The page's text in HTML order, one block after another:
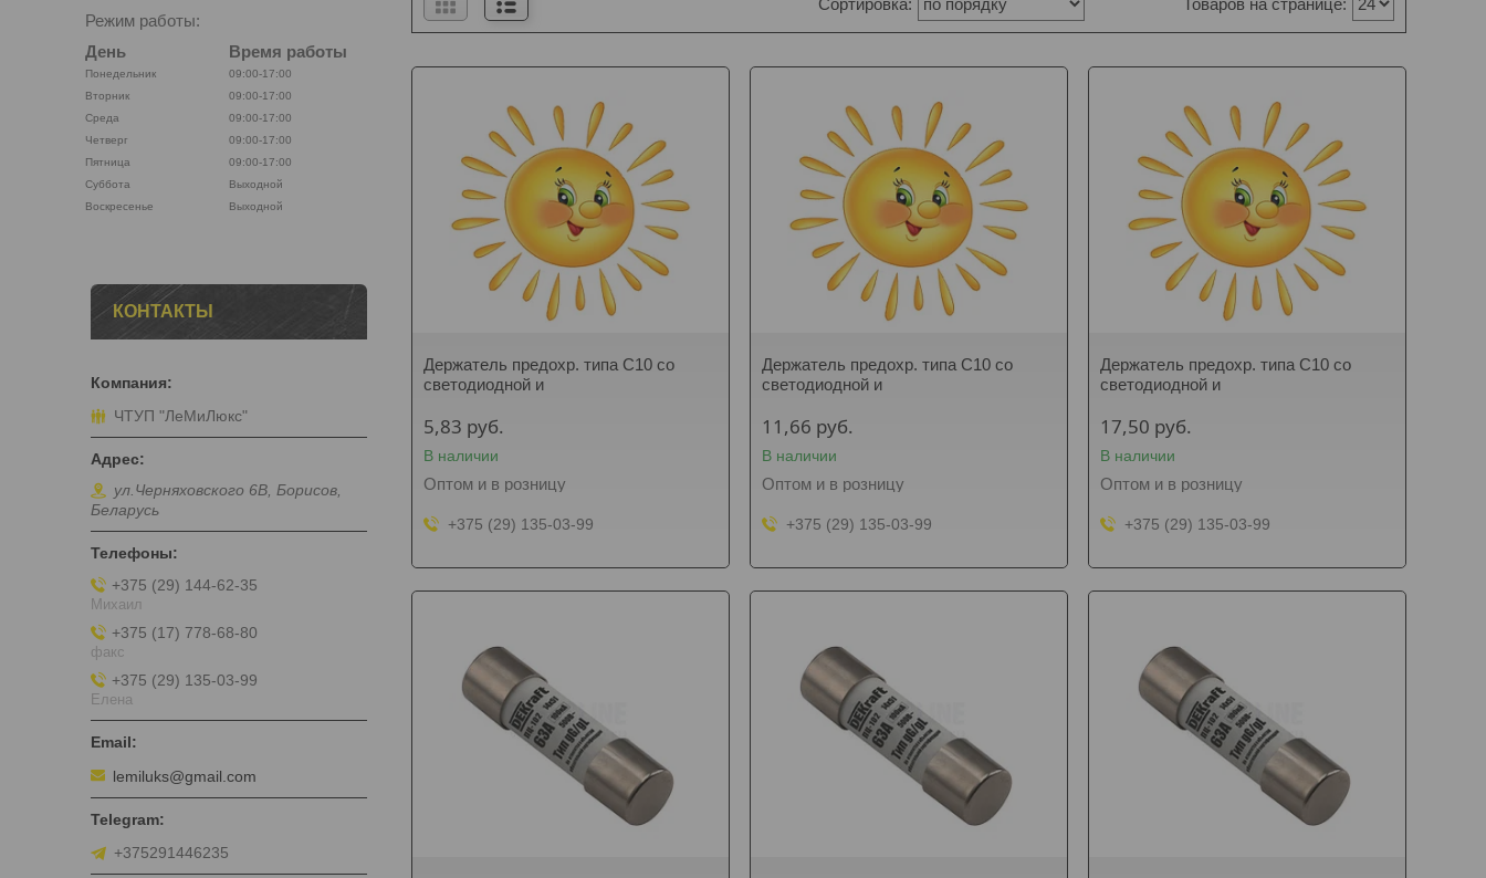
Держатель предохр. типа C10 со
светодиодной и
5,83 руб.
В наличии
Оптом и в розницу
+375 (29) 135-03-99
Держатель предохр. типа C10 со
светодиодной и
11,66 руб.
В наличии
Оптом и в розницу
+375 (29) 135-03-99
Держатель предохр. типа C10 со
светодиодной и
17,50 руб.
В наличии
Оптом и в розницу
+375 (29) 135-03-99
Режим работы:
День
Время работы
Понедельник
09:00-17:00
Вторник
09:00-17:00
Среда
09:00-17:00
Четверг
09:00-17:00
Пятница
09:00-17:00
Суббота
Выходной
Воскресенье
Выходной
КОНТАКТЫ
ЧТУП "ЛеМиЛюкс"
ул.Черняховского 6В, Борисов,
Беларусь
+375 (29) 144-62-35
Михаил
+375 (17) 778-68-80
факс
+375 (29) 135-03-99
Елена
lemiluks@gmail.com
+375291446235